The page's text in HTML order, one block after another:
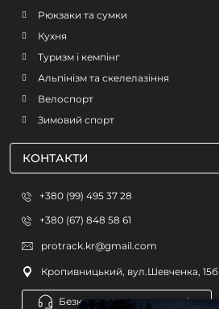
Рюкзаки та сумки
Кухня
Туризм і кемпінг
Альпінізм та скелелазіння
Велоспорт
Зимовий спорт
КОНТАКТИ
+380 (99) 495 37 28
+380 (67) 848 58 61
protrack.kr@gmail.com
Кропивницький, вул.Шевченка, 15б
Безкоштовна консультація